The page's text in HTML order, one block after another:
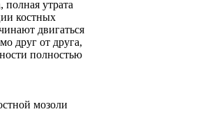
полная утрата
костных
двигаться
друг от друга,
полностью
мозоли